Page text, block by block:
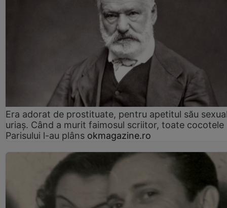
Era adorat de prostituate, pentru apetitul său
uriaș. Când a murit faimosul scriitor, toate cocotele
Parisului l-au plâns okmagazine.ro